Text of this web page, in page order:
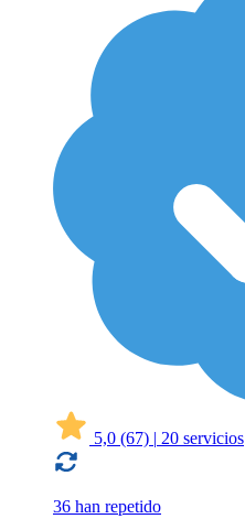
5,0 (67) | 20 servicios
36 han repetido